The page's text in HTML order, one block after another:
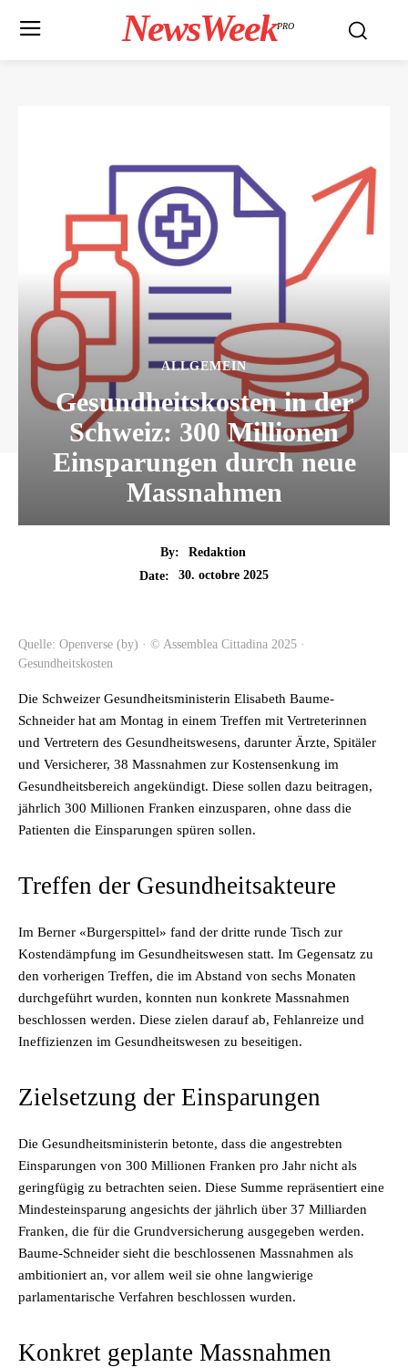
NewsWeekPRO
ALLGEMEIN
Gesundheitskosten in der
Schweiz: 300 Millionen
Einsparungen durch neue
Massnahmen
By:
Redaktion
Date:
30. octobre 2025
Quelle: Openverse (by) · © Assemblea Cittadina 2025 ·
Gesundheitskosten
Die Schweizer Gesundheitsministerin Elisabeth Baume-
Schneider hat am Montag in einem Treffen mit Vertreterinnen
und Vertretern des Gesundheitswesens, darunter Ärzte, Spitäler
und Versicherer, 38 Massnahmen zur Kostensenkung im
Gesundheitsbereich angekündigt. Diese sollen dazu beitragen,
jährlich 300 Millionen Franken einzusparen, ohne dass die
Patienten die Einsparungen spüren sollen.
Treffen der Gesundheitsakteure
Im Berner «Burgerspittel» fand der dritte runde Tisch zur
Kostendämpfung im Gesundheitswesen statt. Im Gegensatz zu
den vorherigen Treffen, die im Abstand von sechs Monaten
durchgeführt wurden, konnten nun konkrete Massnahmen
beschlossen werden. Diese zielen darauf ab, Fehlanreize und
Ineffizienzen im Gesundheitswesen zu beseitigen.
Zielsetzung der Einsparungen
Die Gesundheitsministerin betonte, dass die angestrebten
Einsparungen von 300 Millionen Franken pro Jahr nicht als
geringfügig zu betrachten seien. Diese Summe repräsentiert eine
Mindesteinsparung angesichts der jährlich über 37 Milliarden
Franken, die für die Grundversicherung ausgegeben werden.
Baume-Schneider sieht die beschlossenen Massnahmen als
ambitioniert an, vor allem weil sie ohne langwierige
parlamentarische Verfahren beschlossen wurden.
Konkret geplante Massnahmen